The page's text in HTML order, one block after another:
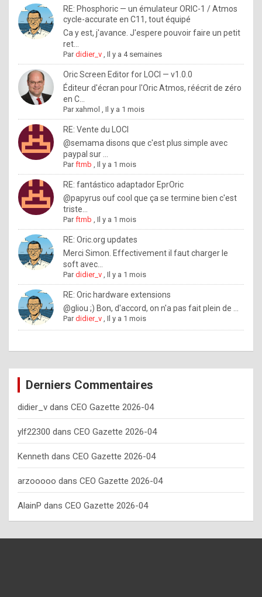
l
e
.
I
f
y
u
w
a
n
t
o
n
o
w
h
o
w
o
t
e
n
y
o
u
s
h
RE: Phosphoric — un émulateur ORIC-1 / Atmos
cycle-accurate en C11, tout équipé
Ca y est, j'avance. J'espere pouvoir faire un petit
ret...
Pardidier_v ,Il y a 4 semaines
Oric Screen Editor for LOCI — v1.0.0
Éditeur d'écran pour l'Oric Atmos, réécrit de zéro
en C...
Parxahmol ,Il y a 1 mois
RE: Vente du LOCI
@semama disons que c'est plus simple avec
paypal sur ...
Parftmb ,Il y a 1 mois
RE: fantástico adaptador EprOric
@papyrus ouf cool que ça se termine bien c'est
triste...
Parftmb ,Il y a 1 mois
RE: Oric.org updates
Merci Simon. Effectivement il faut charger le
soft avec...
Pardidier_v ,Il y a 1 mois
RE: Oric hardware extensions
@gliou ;) Bon, d'accord, on n'a pas fait plein de ...
Pardidier_v ,Il y a 1 mois
Derniers Commentaires
didier_v dans CEO Gazette 2026-04
ylf22300 dans CEO Gazette 2026-04
Kenneth dans CEO Gazette 2026-04
arzooooo dans CEO Gazette 2026-04
AlainP dans CEO Gazette 2026-04